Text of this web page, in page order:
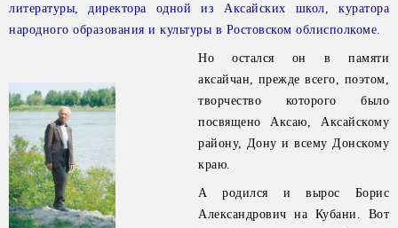
литературы, директора одной из Аксайских школ, куратора
народного образования и культуры в Ростовском облисполкоме.
Но остался он в памяти
аксайчан, прежде всего, поэтом,
творчество которого было
посвящено Аксаю, Аксайскому
району, Дону и всему Донскому
краю.
А родился и вырос Борис
Александрович на Кубани. Вот